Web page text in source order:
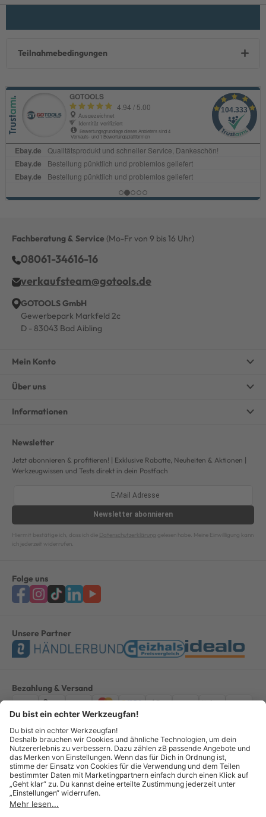
Teilnahmebedingungen
Fachberatung & Service (Mo-Fr von 9 bis 16 Uhr)
08061-34616-16
verkaufsteam@gotools.de
GOTOOLS GmbH
Gewerbepark Markfeld 2c
D - 83043 Bad Aibling
Mein Konto
Über uns
Informationen
Newsletter
Jetzt abonnieren & profitieren! | Exklusive Rabatte, Neuheiten & Aktionen |
Werkzeugwissen und Tests direkt in dein Postfach
Newsletter abonnieren
Hiermit bestätige ich, dass ich die Datenschutzerklärung gelesen habe. Meine Einwilligung kann
ich jederzeit widerrufen.
Folge uns
Unsere Partner
Bezahlung & Versand
ImpressumAGBDatenschutzWiderruf Vertrag widerrufen
Alle Preise verstehen sich inkl. ges. MwSt. *Kostenloser Versand innerhalb
Deutschlands, bei Bestellungen ab 100,00 Euro.
© Copyright 2026 GOTOOLS GmbH - Alle Rechte vorbehalten. powered by
createyourtemplate